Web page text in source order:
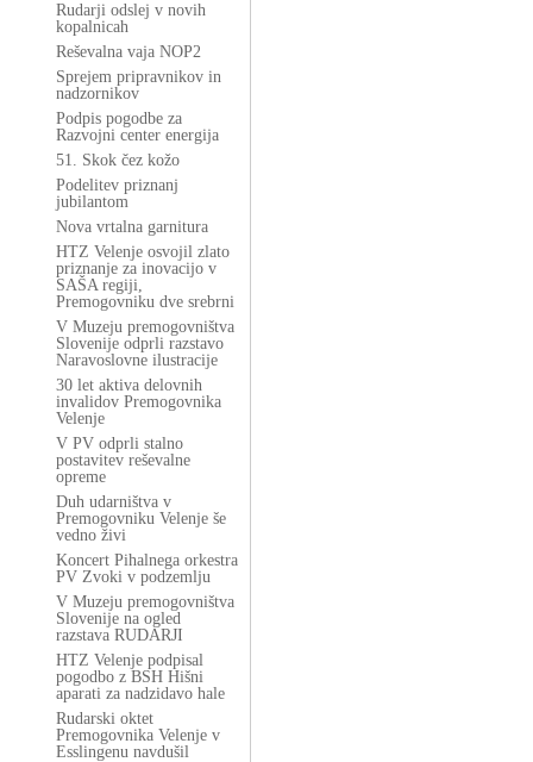
Rudarji odslej v novih
kopalnicah
Reševalna vaja NOP2
Sprejem pripravnikov in
nadzornikov
Podpis pogodbe za
Razvojni center energija
51. Skok čez kožo
Podelitev priznanj
jubilantom
Nova vrtalna garnitura
HTZ Velenje osvojil zlato
priznanje za inovacijo v
SAŠA regiji,
Premogovniku dve srebrni
V Muzeju premogovništva
Slovenije odprli razstavo
Naravoslovne ilustracije
30 let aktiva delovnih
invalidov Premogovnika
Velenje
V PV odprli stalno
postavitev reševalne
opreme
Duh udarništva v
Premogovniku Velenje še
vedno živi
Koncert Pihalnega orkestra
PV Zvoki v podzemlju
V Muzeju premogovništva
Slovenije na ogled
razstava RUDARJI
HTZ Velenje podpisal
pogodbo z BSH Hišni
aparati za nadzidavo hale
Rudarski oktet
Premogovnika Velenje v
Esslingenu navdušil